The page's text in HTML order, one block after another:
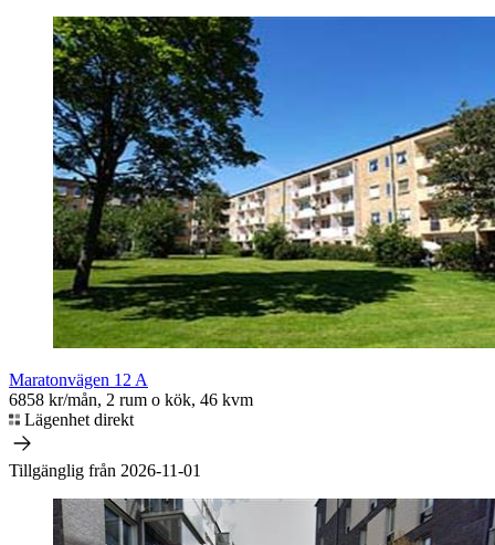
Maratonvägen 12 A
6858 kr/mån, 2 rum o kök, 46 kvm
Lägenhet direkt
Tillgänglig från 2026-11-01